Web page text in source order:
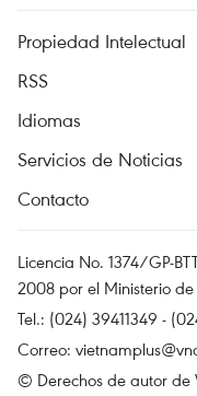
Propiedad Intelectual
RSS
Idiomas
Servicios de Noticias
Contacto
Licencia No. 1374/GP-
2008 por el Ministerio
Tel.: (024) 39411349 -
Correo:
© Derechos de autor de